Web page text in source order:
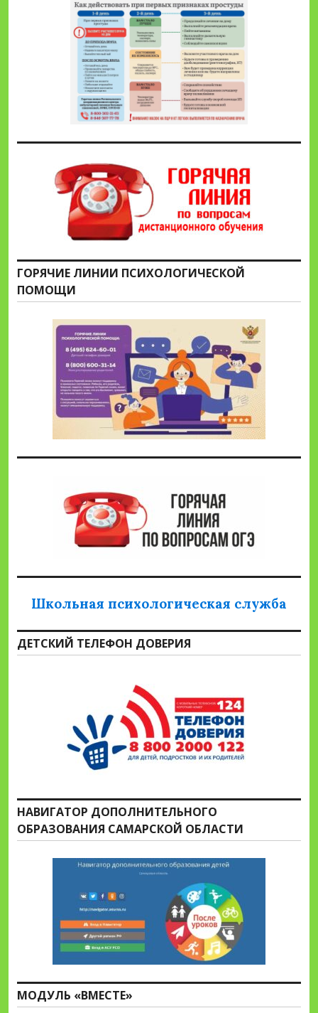
ГОРЯЧИЕ ЛИНИИ ПСИХОЛОГИЧЕСКОЙ
ПОМОЩИ
Школьная психологическая служба
ДЕТСКИЙ ТЕЛЕФОН ДОВЕРИЯ
НАВИГАТОР ДОПОЛНИТЕЛЬНОГО
ОБРАЗОВАНИЯ САМАРСКОЙ ОБЛАСТИ
МОДУЛЬ «ВМЕСТЕ»